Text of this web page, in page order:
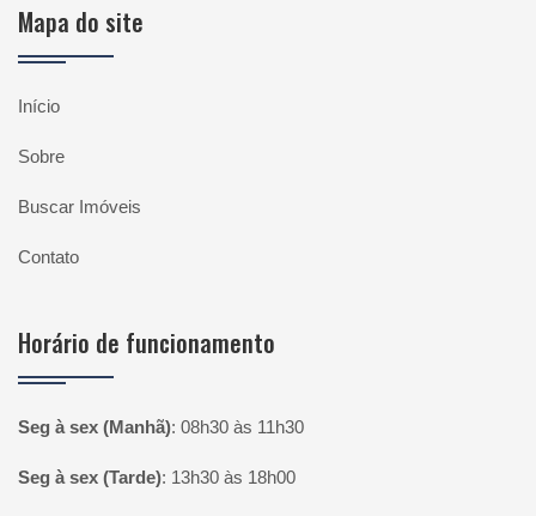
Mapa do site
Início
Sobre
Buscar Imóveis
Contato
Horário de funcionamento
Seg à sex (Manhã): 08h30 às 11h30
Seg à sex (Tarde): 13h30 às 18h00